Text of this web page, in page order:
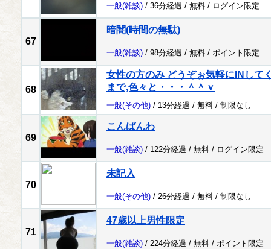
一般(雑談) / 36分経過 / 無料 / ログイン限定
67
暗闇(時間の無駄)
一般(雑談) / 98分経過 / 無料 / ポイント限定
68
女性の方のみ どうぞぉ気軽にINして
まで,色々と・・・＾＾ｖ
一般(その他) / 13分経過 / 無料 / 制限なし
69
こんばんわ
一般(雑談) / 122分経過 / 無料 / ログイン限定
70
未記入
一般(その他) / 26分経過 / 無料 / 制限なし
71
47歳以上男性限定
一般(雑談) / 224分経過 / 無料 / ポイント限定